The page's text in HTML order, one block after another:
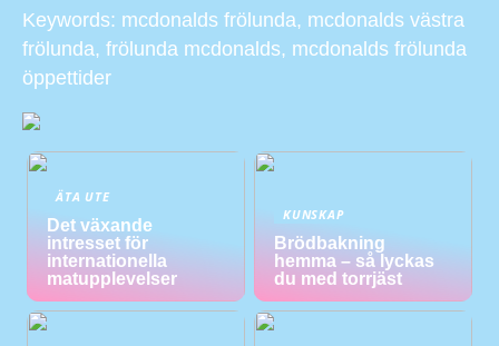
Keywords: mcdonalds frölunda, mcdonalds västra
frölunda, frölunda mcdonalds, mcdonalds frölunda
öppettider
ÄTA UTE
Det växande
intresset för
internationella
matupplevelser
KUNSKAP
Brödbakning
hemma – så lyckas
du med torrjäst